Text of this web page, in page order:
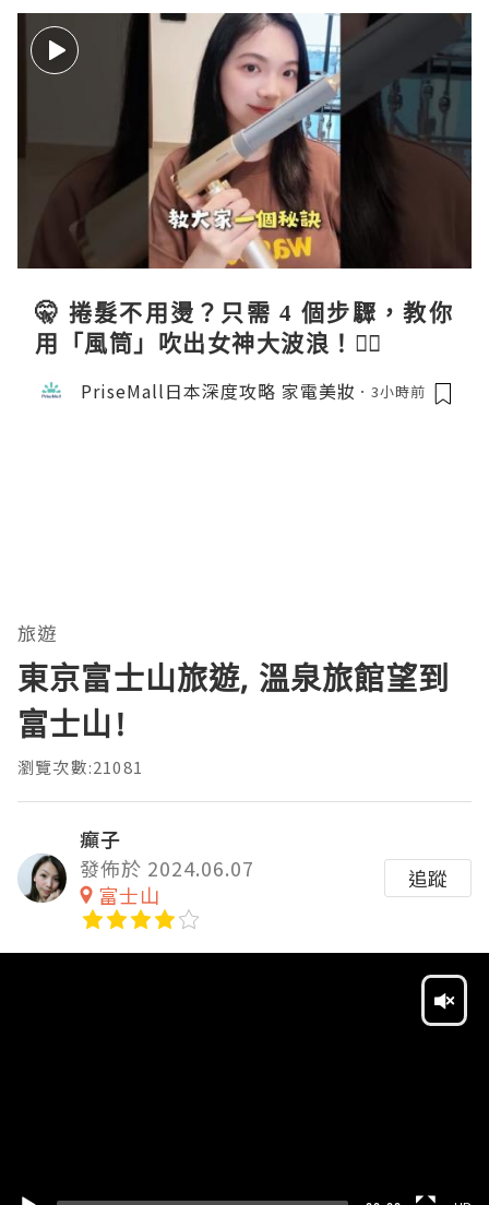
🤫 捲髮不用燙？只需 4 個步驟，教你
用「風筒」吹出女神大波浪！💇‍♀️
PriseMall日本深度攻略 家電美妝 3小時前
旅遊
東京富士山旅遊, 溫泉旅館望到
富士山!
瀏覽次數:21081
癲子
發佈於 2024.06.07
富士山
追蹤